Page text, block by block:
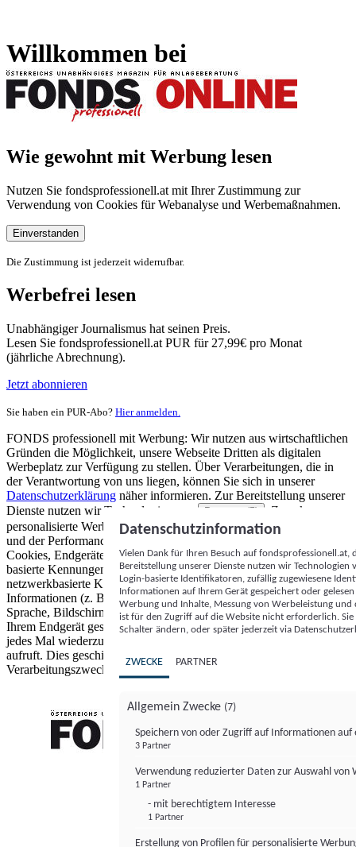
Willkommen bei
Wie gewohnt mit Werbung lesen
Nutzen Sie fondsprofessionell.at mit Ihrer Zustimmung zur
Verwendung von Cookies für Webanalyse und Werbemaßnahmen.
Einverstanden
Die Zustimmung ist jederzeit widerrufbar.
Werbefrei lesen
Unabhängiger Journalismus hat seinen Preis.
Lesen Sie fondsprofessionell.at PUR für 27,99€ pro Monat
(jährliche Abrechnung).
Jetzt abonnieren
Sie haben ein PUR-Abo? Hier anmelden.
FONDS professionell mit Werbung: Wir nutzen aus wirtschaftlichen
Gründen die Möglichkeit, unsere Webseite Dritten als digitalen
Werbeplatz zur Verfügung zu stellen. Über Verarbeitungen, die in
der Verantwortung von uns liegen, können Sie sich in unserer
Datenschutzerklärung näher informieren. Zur Bereitstellung unserer
Dienste nutzen wir Technologien von
Partnern (5)
. Zwecke:
personalisierte Werbung und Inhalte, Messung von Werbeleistung
und der Performance von Inhalten sowie Zielgruppenforschung.
Cookies, Endgeräte- oder ähnliche Online-Kennungen (z. B. login-
basierte Kennungen, zufällig generierte Kennungen,
netzwerkbasierte Kennungen) können zusammen mit anderen
Informationen (z. B. Browsertyp und Browserinformationen,
Sprache, Bildschirmgröße, unterstützte Technologien usw.) auf
Ihrem Endgerät gespeichert oder von dort ausgelesen werden, um es
jedes Mal wiederzuerkennen, wenn es eine App oder einer Webseite
aufruft. Dies geschieht für einen oder mehrere der hier aufgeführten
Verarbeitungszwecke.
Datenschutzinformation
Vielen Dank für Ihren Besuch auf
Bereitstellung unserer Dienste nutzen wir Technologien
Login-basierte Identifikatoren, zufällig zugewiesene
Informationen auf Ihrem Gerät gespeichert oder
Werbung und Inhalte, Messung von Werbeleistung
ist für den Zugriff auf die Website nicht erforderlich.
Schalter ändern, oder später jederzeit via
ZWECKE PARTNER
Allgemein Zwecke (7)
Speichern von oder Zugriff auf Informationen auf
3 Partner
Verwendung reduzierter Daten zur Auswahl von
1 Partner
- mit berechtigtem Interesse
1 Partner
Erstellung von Profilen für personalisierte
FONDS professionell